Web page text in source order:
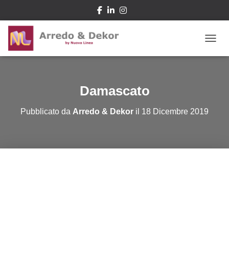
Damascato
Pubblicato da Arredo & Dekor il 18 Dicembre 2019